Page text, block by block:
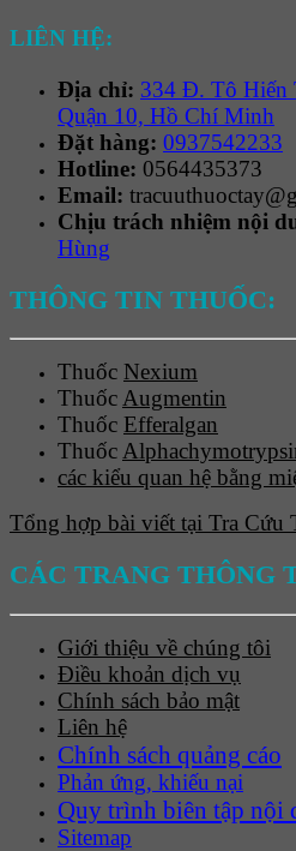
LIÊN HỆ:
Địa chỉ: 334 Đ. Tô Hiến
Quận 10, Hồ Chí Minh
Đặt hàng: 0937542233
Hotline: 0564435373
Email:
Chịu trách nhiệm nội
Hùng
THÔNG TIN THUỐC:
Thuốc Nexium
ThuốcAugmentin
Thuốc Efferalgan
Thuốc
các kiểu quan hệ bằng
Tổng hợp bài viết tại Tra Cứu
CÁC TRANG THÔNG
Giới thiệu về chúng tôi
Điều khoản dịch vụ
Chính sách bảo mật
Liên hệ
Chính sách quảng cáo
Phản ứng, khiếu nại
Quy trình biên tập nội
Sitemap